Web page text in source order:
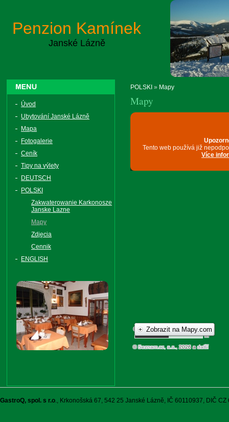
Penzion Kamínek
Janské Lázně
Úvod
Ubytování Janské Lázně
Mapa
Fotogalerie
Ceník
Tipy na výlety
DEUTSCH
POLSKI
Zakwaterowanie Karkonosze
Janske Lazne
Mapy
Zdjęcia
Cennik
ENGLISH
POLSKI » Mapy
Mapy
GastroQ, spol. s r.o., Krkonošská 67, 542 25 Janské Lázně, IČ 60110937, DIČ